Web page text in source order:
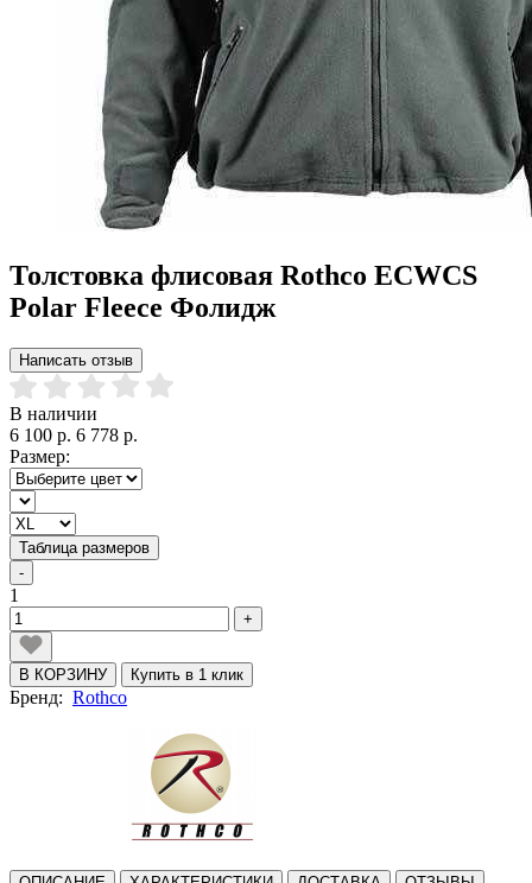
Толстовка флисовая Rothco ECWCS
Polar Fleece Фолидж
Написать отзыв
В наличии
6 100 р. 6 778 р.
Размер:
Таблица размеров
-
1
+
В КОРЗИНУ Купить в 1 клик
Бренд: Rothco